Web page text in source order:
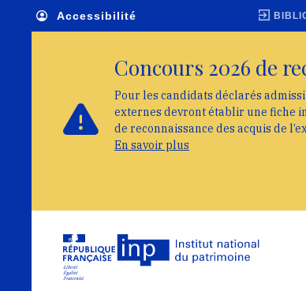
Accessibilité
Concours 2026 de
Pour les candidats déclarés
externes devront établir une fiche
de reconnaissance des acquis de
En savoir plus